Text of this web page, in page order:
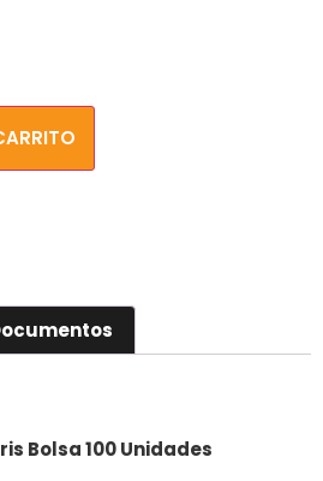
Bolsa 100 Unidades